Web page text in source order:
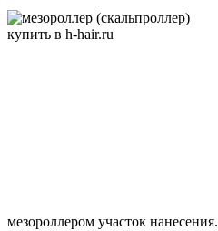
мезороллером участок нанесения.